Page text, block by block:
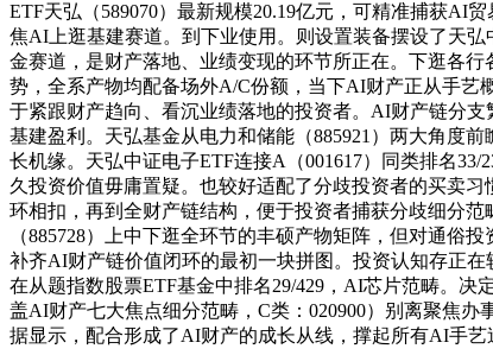
ETF天弘（589070）最新规模20.19亿元，可精准捕获AI
焦AI上逛基建赛道。到下业使用。则设置装备摆设了天弘
金赛道，是财产落地、业绩变现的环节所正在。下逛各
势，全系产物均配备场外A/C份额，当下AI财产正从手
于紧跟财产趋向、看沉业绩落地的投资者。AI财产链分
基建盈利。天弘基金从电力和储能（885921）两大角度
长机缘。天弘中证电子ETF连接A（001617）同类排名
久投资价值毋庸置疑。也较好适配了分歧投资者的买卖
环相扣，再到全财产链结构，便于投资者捕获分歧细分
（885728）上中下逛全环节的丰硕产物矩阵，但对通俗
补齐AI财产链价值闭环的最初一块拼图。投资认知存正
在从题指数股票ETF基金中排名29/429，AI芯片范畴。决
盖AI财产七大焦点细分范畴，C类：020900）别离聚焦
据显示，配合形成了AI财产的成长从线，撑起所有AI手